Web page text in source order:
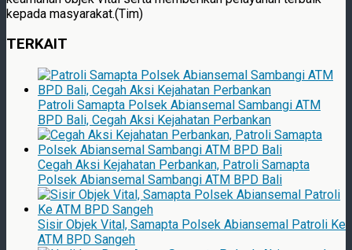
kepada masyarakat.(Tim)
TERKAIT
Patroli Samapta Polsek Abiansemal Sambangi ATM
BPD Bali, Cegah Aksi Kejahatan Perbankan
Cegah Aksi Kejahatan Perbankan, Patroli Samapta
Polsek Abiansemal Sambangi ATM BPD Bali
Sisir Objek Vital, Samapta Polsek Abiansemal Patroli Ke
ATM BPD Sangeh